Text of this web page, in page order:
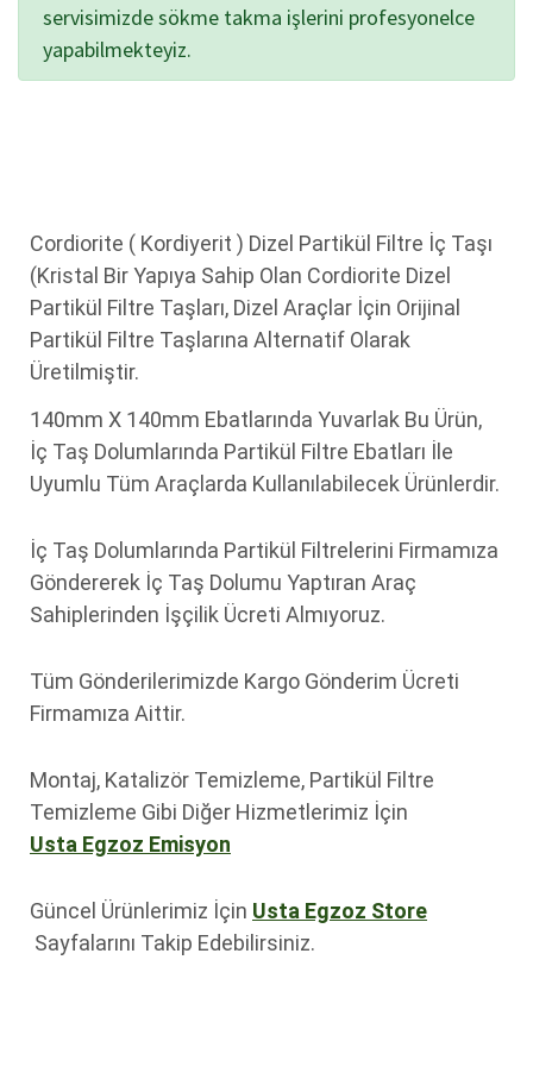
servisimizde sökme takma işlerini profesyonelce
yapabilmekteyiz.
Cordiorite ( Kordiyerit ) Dizel Partikül Filtre İç Taşı
(Kristal Bir Yapıya Sahip Olan Cordiorite Dizel
Partikül Filtre Taşları, Dizel Araçlar İçin Orijinal
Partikül Filtre Taşlarına Alternatif Olarak
Üretilmiştir.
140mm X 140mm Ebatlarında Yuvarlak Bu Ürün,
İç Taş Dolumlarında Partikül Filtre Ebatları İle
Uyumlu Tüm Araçlarda Kullanılabilecek Ürünlerdir.
İç Taş Dolumlarında Partikül Filtrelerini Firmamıza
Göndererek İç Taş Dolumu Yaptıran Araç
Sahiplerinden İşçilik Ücreti Almıyoruz.
Tüm Gönderilerimizde Kargo Gönderim Ücreti
Firmamıza Aittir.
Montaj, Katalizör Temizleme, Partikül Filtre
Temizleme Gibi Diğer Hizmetlerimiz İçin
Usta Egzoz Emisyon
Güncel Ürünlerimiz İçin Usta Egzoz Store
Sayfalarını Takip Edebilirsiniz.